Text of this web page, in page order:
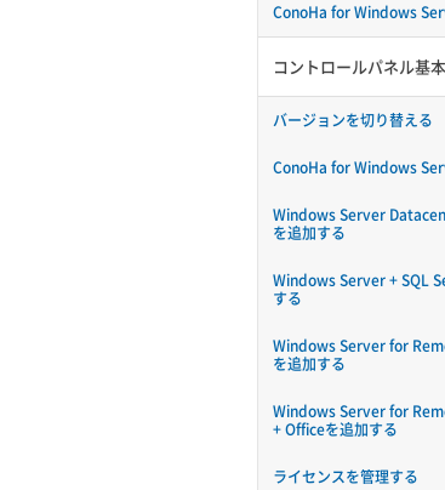
ConoHa for Windows
コントロールパネル基
バージョンを切り替える
ConoHa for Windows
Windows Server
を追加する
Windows Server + SQL
する
Windows Server for
を追加する
Windows Server for
+ Officeを追加する
ライセンスを管理する